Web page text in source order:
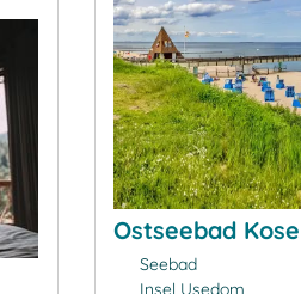
Ostseebad
Seebad
Insel Usedom